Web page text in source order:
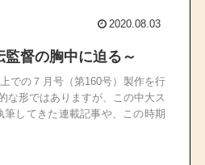
2020.08.03
督の胸中に迫る～
での７月号（第160号）製作を行
な形ではありますが、この中大ス
してきた連載記事や、この時期